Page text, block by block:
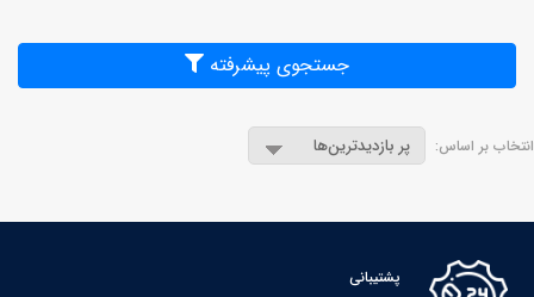
جستجوی پیشرفته
انتخاب بر اساس:
پشتیبانی